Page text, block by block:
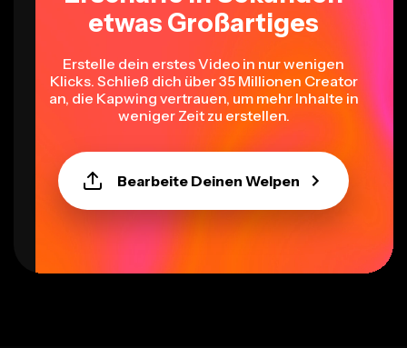
etwas Großartiges
Erstelle dein erstes Video in nur wenigen
Klicks. Schließ dich über 35 Millionen Creator
an, die Kapwing vertrauen, um mehr Inhalte in
weniger Zeit zu erstellen.
Bearbeite Deinen Welpen